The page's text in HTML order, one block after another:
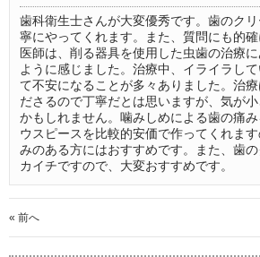
歯科衛生士さんが大変優秀です。歯のク
寧にやってくれます。また、質問にも的確
医師は、削る器具を使用した虫歯の治療
ように感じました。治療中、イライラし
て不安になることが多々ありました。治
ださるので丁寧だとは思いますが、気が
かもしれません。噛みしめによる歯の痛
ウスピースを比較的安価で作ってくれま
みのある方にはおすすめです。また、歯
カイチですので、大変おすすめです。
« 前へ